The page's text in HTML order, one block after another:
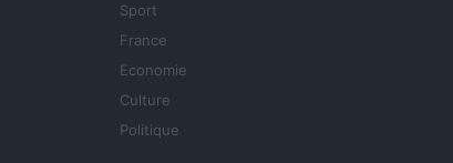
Sport
France
Economie
Culture
Politique